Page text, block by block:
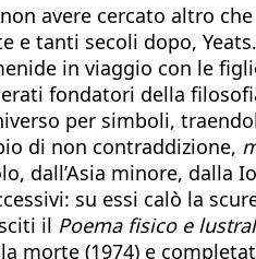
avere cercato altro
e tanti secoli dopo,
in viaggio con le
fondatori della
per simboli,
di non contraddizione,
dall’Asia minore, dalla
su essi calò la
il Poema fisico e
morte (1974) e